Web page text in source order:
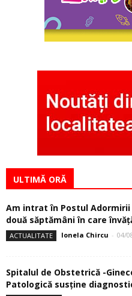
ULTIMĂ ORĂ
Am intrat în Postul Adormirii
două săptămâni în care
ACTUALITATE Ionela Chircu - 04/
Spitalul de Obstetrică -
Patologică susţine